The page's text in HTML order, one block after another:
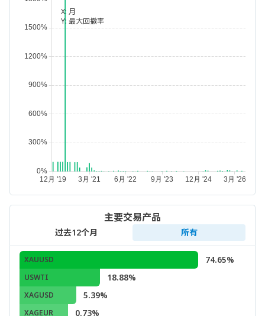
X: 月
Y: 最大回撤率
主要交易产品
过去12个月 所有
XAUUSD 74.65%
USWTI 18.88%
XAGUSD 5.39%
XAGEUR 0.73%